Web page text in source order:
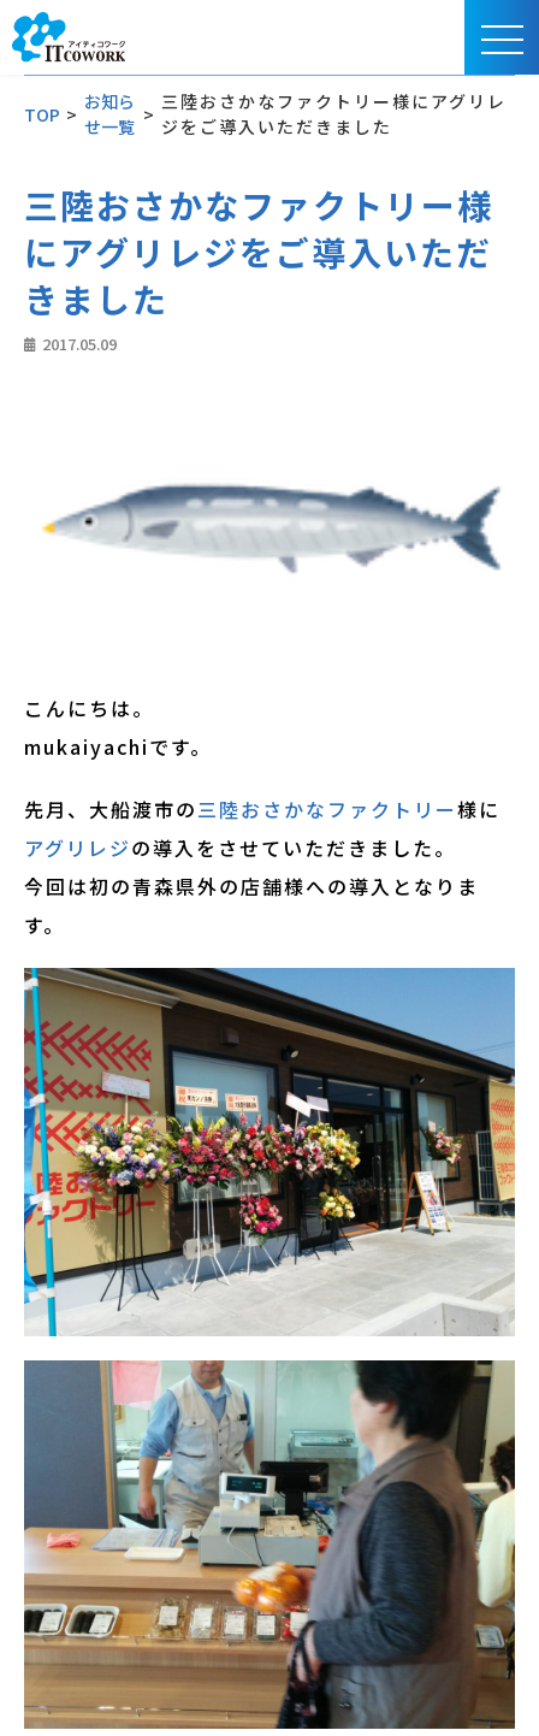
TOP >
お知ら
せ一覧
>
三陸おさかなファクトリー様にアグリレ
ジをご導入いただきました
三陸おさかなファクトリー様
にアグリレジをご導入いただ
きました
2017.05.09
こんにちは。
mukaiyachiです。
先月、大船渡市の三陸おさかなファクトリー様に
アグリレジの導入をさせていただきました。
今回は初の青森県外の店舗様への導入となりま
す。